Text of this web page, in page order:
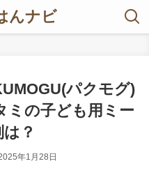
んナビ
パクモグ)
ミの子ども用ミー
？
年1月28日